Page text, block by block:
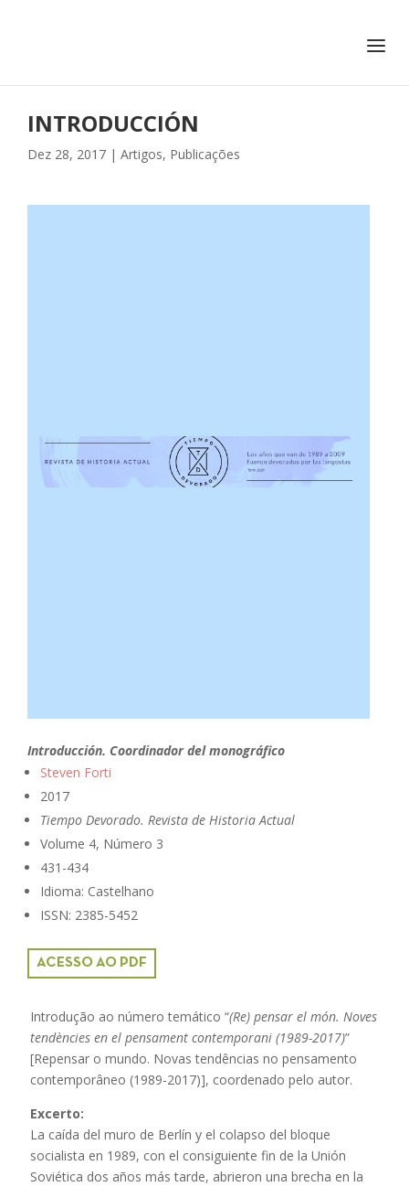
INTRODUCCIÓN
Dez 28, 2017 | Artigos, Publicações
Introducción. Coordinador del monográfico
Steven Forti
2017
Tiempo Devorado. Revista de Historia Actual
Volume 4, Número 3
431-434
Idioma: Castelhano
ISSN: 2385-5452
ACESSO AO PDF
Introdução ao número temático “(Re) pensar el món. Noves
tendències en el pensament contemporani (1989-2017)”
[Repensar o mundo. Novas tendências no pensamento
contemporâneo (1989-2017)], coordenado pelo autor.
Excerto:
La caída del muro de Berlín y el colapso del bloque
socialista en 1989, con el consiguiente fin de la Unión
Soviética dos años más tarde, abrieron una brecha en la